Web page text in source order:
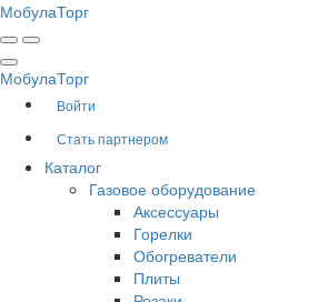
МобулаТорг
МобулаТорг
Войти
Стать партнером
Каталог
Газовое оборудование
Аксессуары
Горелки
Обогреватели
Плиты